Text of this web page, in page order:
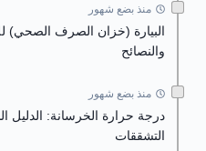
منذ بضع شهور
البيارة (خزان الصرف الصحي)
والنصائح
منذ بضع شهور
درجة حرارة الخرسانة: الدليل
التشققات